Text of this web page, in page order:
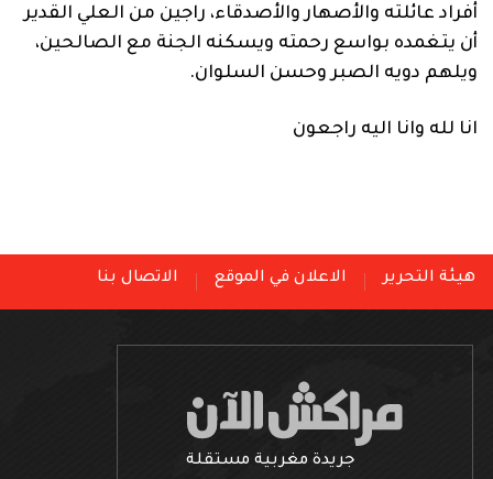
أفراد عائلته والأصهار والأصدقاء، راجين من العلي القدير
أن يتغمده بواسع رحمته ويسكنه الجنة مع الصالحين،
ويلهم دويه الصبر وحسن السلوان.
انا لله وانا اليه راجعون
هيئة التحرير الاعلان في الموقع الاتصال بنا
جريدة مغربية مستقلة